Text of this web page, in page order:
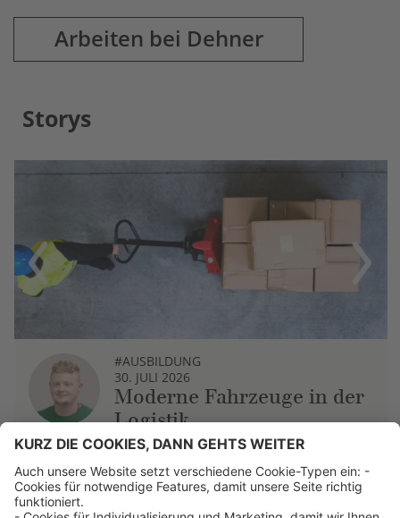
Arbeiten bei Dehner
Storys
Previous
#AUSBILDUNG
30. JULI 2026
Moderne Fahrzeuge in der
Logistik
Next